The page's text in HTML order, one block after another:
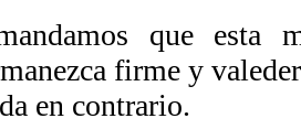
que esta
firme y
en contrario.